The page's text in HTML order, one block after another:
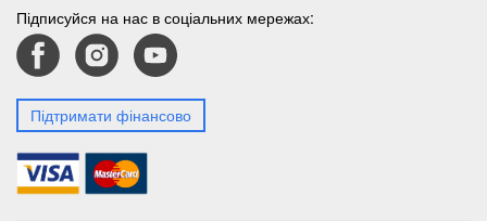
Підписуйся на нас в соціальних мережах:
Підтримати фінансово